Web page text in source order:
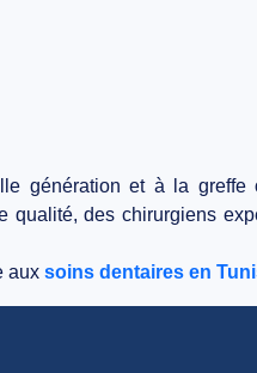
génération et à la greffe
des chirurgiens
aux soins dentaires en